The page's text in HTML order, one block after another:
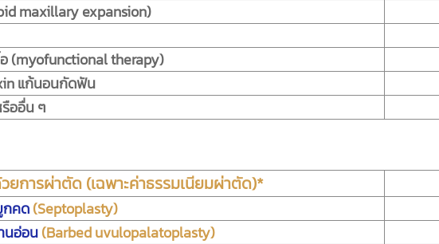
maxillary expansion)
(myofunctional therapy)
แก้นอนกัดฟัน
ออื่น ๆ
ยการผ่าตัด (เฉพาะค่าธรรมเนียมผ่าตัด)*
กคด(Septoplasty)
นอ่อน(Barbed uvulopalatoplasty)